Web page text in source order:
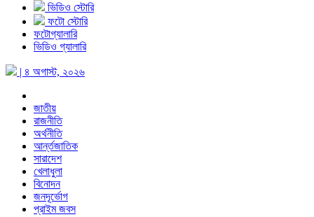
ভিডিও স্টোরি
ফটো স্টোরি
ফটোগ্যালারি
ভিডিও গ্যালারি
| ৪ অগাস্ট, ২০২৬
জাতীয়
রাজনীতি
অর্থনীতি
আর্ন্তজাতিক
সারাদেশ
খেলাধুলা
বিনোদন
জনদূর্ভোগ
প্রাইম জবস